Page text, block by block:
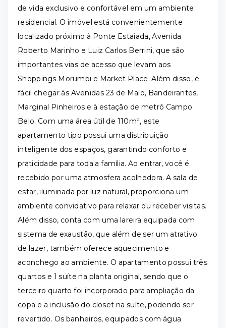
de vida exclusivo e confortável em um ambiente
residencial. O imóvel está convenientemente
localizado próximo à Ponte Estaiada, Avenida
Roberto Marinho e Luiz Carlos Berrini, que são
importantes vias de acesso que levam aos
Shoppings Morumbi e Market Place. Além disso, é
fácil chegar às Avenidas 23 de Maio, Bandeirantes,
Marginal Pinheiros e à estação de metrô Campo
Belo. Com uma área útil de 110m², este
apartamento tipo possui uma distribuição
inteligente dos espaços, garantindo conforto e
praticidade para toda a família. Ao entrar, você é
recebido por uma atmosfera acolhedora. A sala de
estar, iluminada por luz natural, proporciona um
ambiente convidativo para relaxar ou receber visitas.
Além disso, conta com uma lareira equipada com
sistema de exaustão, que além de ser um atrativo
de lazer, também oferece aquecimento e
aconchego ao ambiente. O apartamento possui três
quartos e 1 suíte na planta original, sendo que o
terceiro quarto foi incorporado para ampliação da
copa e a inclusão do closet na suíte, podendo ser
revertido. Os banheiros, equipados com água